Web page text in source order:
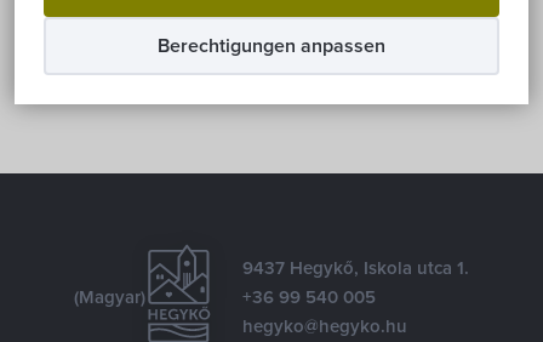
Berechtigungen anpassen
E-mail
(Magyar)
9437 Hegykő, Iskola utca 1.
+36 99 540 005
hegyko@hegyko.hu